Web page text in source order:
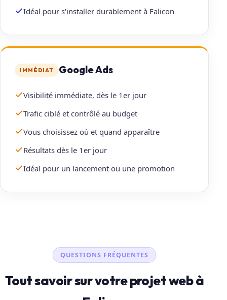
Idéal pour s'installer durablement à Falicon
IMMÉDIAT Google Ads
Visibilité immédiate, dès le 1er jour
Trafic ciblé et contrôlé au budget
Vous choisissez où et quand apparaître
Résultats dès le 1er jour
Idéal pour un lancement ou une promotion
QUESTIONS FRÉQUENTES
Tout savoir sur votre projet web à